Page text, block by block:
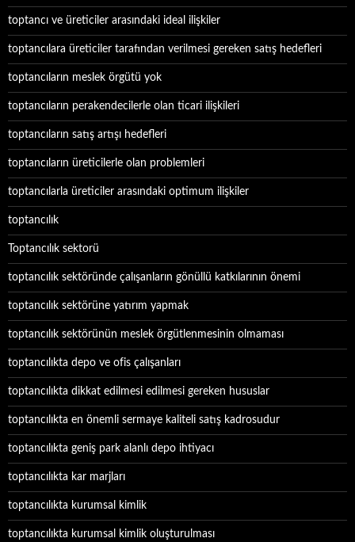
toptancı ve üreticiler arasındaki ideal ilişkiler
toptancılara üreticiler tarafından verilmesi gereken satış hedefleri
toptancıların meslek örgütü yok
toptancıların perakendecilerle olan ticari ilişkileri
toptancıların satış artışı hedefleri
toptancıların üreticilerle olan problemleri
toptancılarla üreticiler arasındaki optimum ilişkiler
toptancılık
Toptancılık sektorü
toptancılık sektöründe çalışanların gönüllü katkılarının önemi
toptancılık sektörüne yatırım yapmak
toptancılık sektörünün meslek örgütlenmesinin olmaması
toptancılıkta depo ve ofis çalışanları
toptancılıkta dikkat edilmesi edilmesi gereken hususlar
toptancılıkta en önemli sermaye kaliteli satış kadrosudur
toptancılıkta geniş park alanlı depo ihtiyacı
toptancılıkta kar marjları
toptancılıkta kurumsal kimlik
toptancılıkta kurumsal kimlik oluşturulması